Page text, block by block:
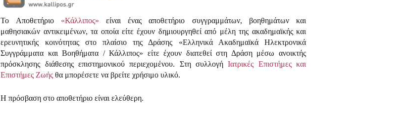
Το Αποθετήριο «Κάλλιπος»
είναι ένας αποθετήριο συγγραμμάτων, βοηθημάτων και
μαθησιακών αντικειμένων, τα οποία είτε έχουν δημιουργηθεί από μέλη της ακαδημαϊκής και
ερευνητικής κοινότητας στο πλαίσιο της Δράσης «Ελληνικά Ακαδημαϊκά Ηλεκτρονικά
Συγγράμματα και Βοηθήματα / Κάλλιπος» είτε έχουν διατεθεί στη Δράση μέσω ανοικτής
πρόσκλησης διάθεσης επιστημονικού περιεχομένου. Στη συλλογήΙατρικές Επιστήμες και
Επιστήμες Ζωής θα μπορέσετε να βρείτε χρήσιμο υλικό.
Η πρόσβαση στο αποθετήριο είναι ελεύθερη.